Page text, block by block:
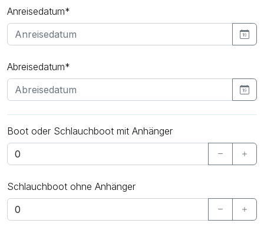
Anreisedatum*
Abreisedatum*
Boot oder Schlauchboot mit Anhänger
Schlauchboot ohne Anhänger